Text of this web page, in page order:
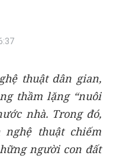
thuật dân gian,
thầm lặng “nuôi
nhà. Trong đó,
thuật chiếm
người con đất